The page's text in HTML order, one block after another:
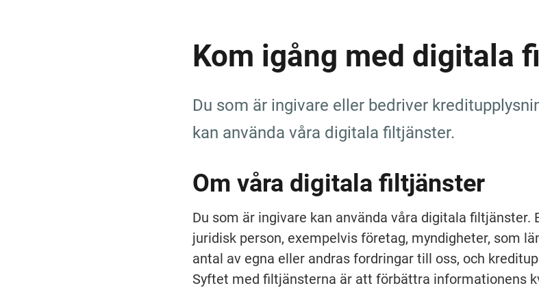
Kom igång med digitala
Du som är ingivare eller bedriver
kan använda våra digitala filtjänster.
Om våra digitala filtjänster
Du som är ingivare kan använda våra digitala filtjänster.
juridisk person, exempelvis företag, myndigheter, som
antal av egna eller andras fordringar till oss, och
Syftet med filtjänsterna är att förbättra informationens